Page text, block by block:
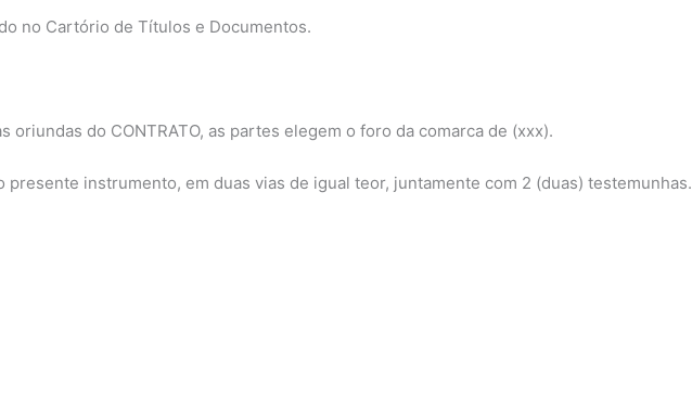
no Cartório de Títulos e Documentos.
do CONTRATO, as partes elegem o foro da comarca de (xxx).
instrumento, em duas vias de igual teor, juntamente com 2 (duas) testemunhas.